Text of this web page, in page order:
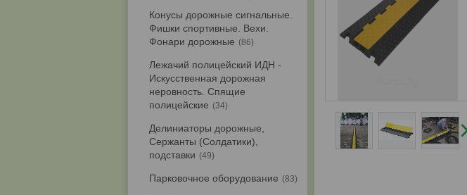
Конусы дорожные сигнальные.
Фишки спортивные. Вехи.
Фонари дорожные
86
Лежачий полицейский ИДН -
Искусственная дорожная
неровность. Спящие
полицейские
34
Делиниаторы дорожные,
Сержанты (Солдатики),
подставки
49
Парковочное оборудование 83